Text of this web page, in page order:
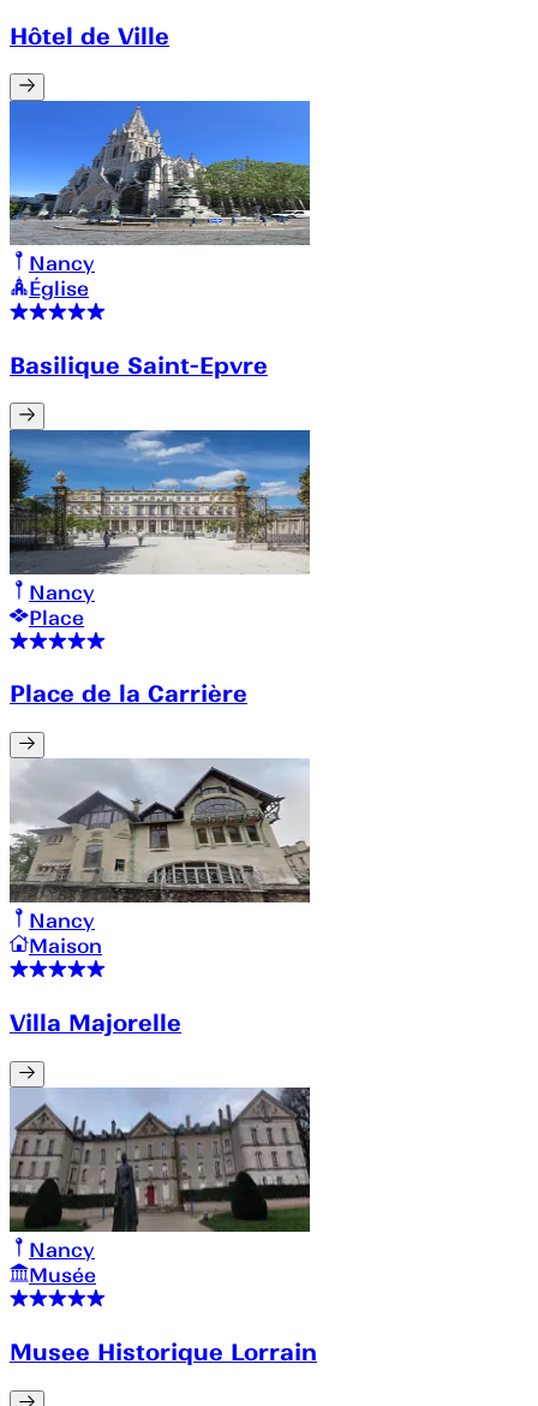
Hôtel de Ville
Nancy
Église
Basilique Saint-Epvre
Nancy
Place
Place de la Carrière
Nancy
Maison
Villa Majorelle
Nancy
Musée
Musee Historique Lorrain